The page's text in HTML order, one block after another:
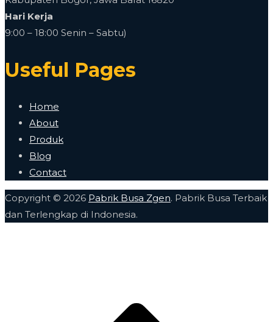
Hari Kerja
9:00 – 18:00 Senin – Sabtu)
Useful Pages
Home
About
Produk
Blog
Contact
Copyright © 2026 Pabrik Busa Zgen. Pabrik Busa Terbaik
dan Terlengkap di Indonesia.